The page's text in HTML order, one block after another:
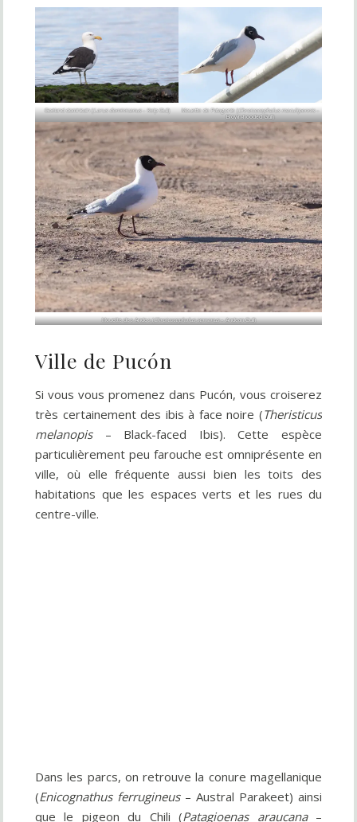
Goéland dominicain (Larus dominicanus– Kelp Gull) Mouette de Patagonie (Chroicocephalus maculipennis–
Brown-hooded Gull)
Mouette des Andes (Chroicocephalus serranus– Andean Gull)
Ville de Pucón
Si vous vous promenez dans Pucón, vous croiserez
très certainement des ibis à face noire (Theristicus
melanopis– Black-faced Ibis). Cette espèce
particulièrement peu farouche est omniprésente en
ville, où elle fréquente aussi bien les toits des
habitations que les espaces verts et les rues du
centre-ville.
Dans les parcs, on retrouve la conure magellanique
(Enicognathus ferrugineus– Austral Parakeet) ainsi
que le pigeon du Chili (Patagioenas araucana –